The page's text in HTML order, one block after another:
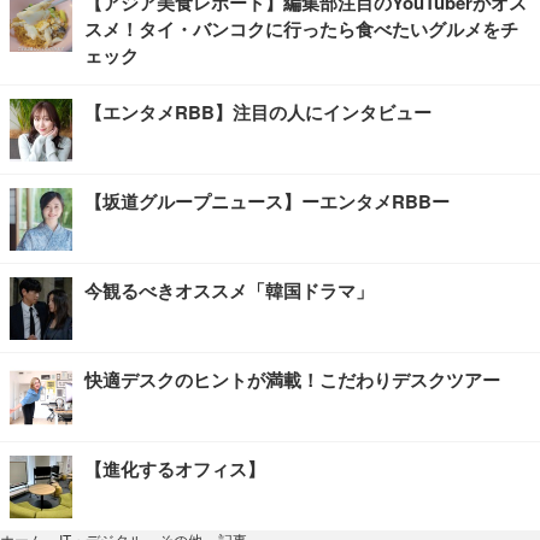
スメ！タイ・バンコクに行ったら食べたいグルメをチ
ェック
【エンタメRBB】注目の人にインタビュー
【坂道グループニュース】ーエンタメRBBー
今観るべきオススメ「韓国ドラマ」
快適デスクのヒントが満載！こだわりデスクツアー
【進化するオフィス】